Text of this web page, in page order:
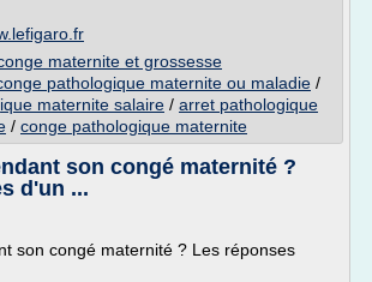
maternite et grossesse
pathologique maternite ou maladie /
maternite salaire / arret pathologique
/ conge pathologique maternite
son congé maternité ?
d'un ...
son congé maternité ? Les réponses